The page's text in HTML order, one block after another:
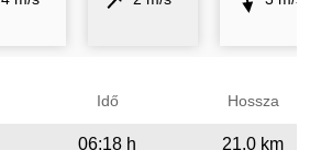
Idő Hossza
06:18 h 21,0 km